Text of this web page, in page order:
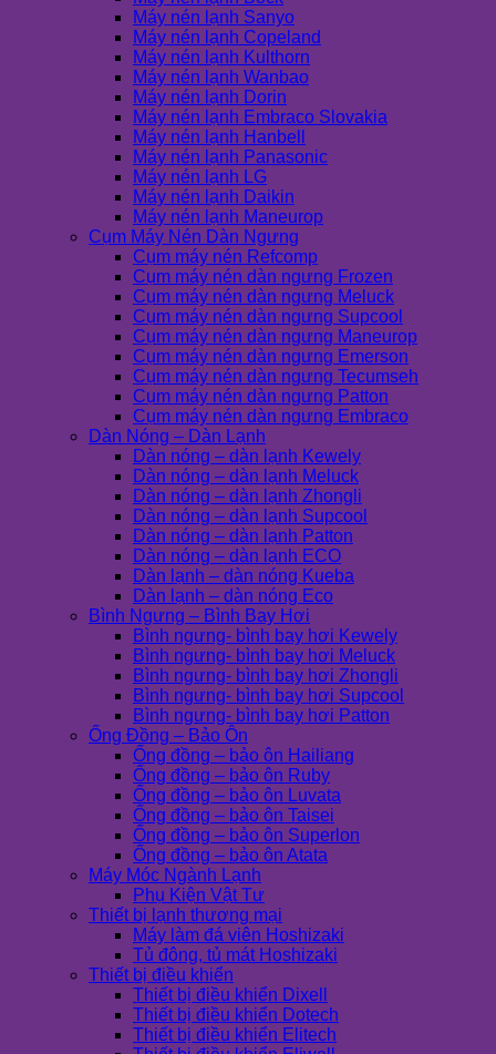
Máy nén lạnh Sanyo
Máy nén lạnh Copeland
Máy nén lạnh Kulthorn
Máy nén lạnh Wanbao
Máy nén lạnh Dorin
Máy nén lạnh Embraco Slovakia
Máy nén lạnh Hanbell
Máy nén lạnh Panasonic
Máy nén lạnh LG
Máy nén lạnh Daikin
Máy nén lạnh Maneurop
Cụm Máy Nén Dàn Ngưng
Cụm máy nén Refcomp
Cụm máy nén dàn ngưng Frozen
Cụm máy nén dàn ngưng Meluck
Cụm máy nén dàn ngưng Supcool
Cụm máy nén dàn ngưng Maneurop
Cụm máy nén dàn ngưng Emerson
Cụm máy nén dàn ngưng Tecumseh
Cụm máy nén dàn ngưng Patton
Cụm máy nén dàn ngưng Embraco
Dàn Nóng – Dàn Lạnh
Dàn nóng – dàn lạnh Kewely
Dàn nóng – dàn lạnh Meluck
Dàn nóng – dàn lạnh Zhongli
Dàn nóng – dàn lạnh Supcool
Dàn nóng – dàn lạnh Patton
Dàn nóng – dàn lạnh ECO
Dàn lạnh – dàn nóng Kueba
Dàn lạnh – dàn nóng Eco
Bình Ngưng – Bình Bay Hơi
Bình ngưng- bình bay hơi Kewely
Bình ngưng- bình bay hơi Meluck
Bình ngưng- bình bay hơi Zhongli
Bình ngưng- bình bay hơi Supcool
Bình ngưng- bình bay hơi Patton
Ống Đồng – Bảo Ôn
Ống đồng – bảo ôn Hailiang
Ống đồng – bảo ôn Ruby
Ống đồng – bảo ôn Luvata
Ống đồng – bảo ôn Taisei
Ống đồng – bảo ôn Superlon
Ống đồng – bảo ôn Atata
Máy Móc Ngành Lạnh
Phụ Kiện Vật Tư
Thiết bị lạnh thương mại
Máy làm đá viên Hoshizaki
Tủ đông, tủ mát Hoshizaki
Thiết bị điều khiển
Thiết bị điều khiển Dixell
Thiết bị điều khiển Dotech
Thiết bị điều khiển Elitech